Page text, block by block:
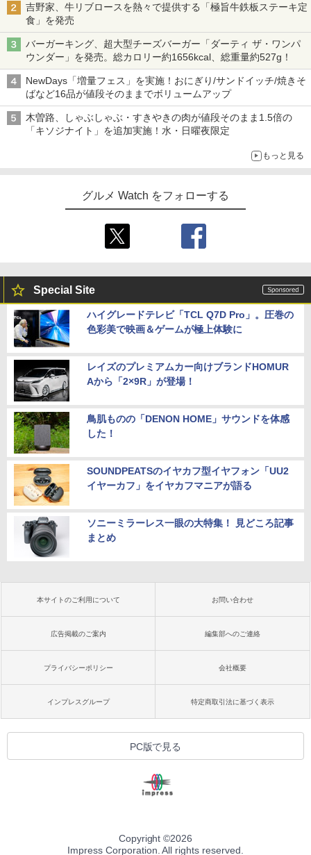
吉野家、牛リブロースを熱々で提供する「極旨牛鉄板ステーキ定
食」を発売
バーガーキング、超大型チーズバーガー「ダーティ ザ・ワンパ
ウンダー」を発売。総カロリー約1656kcal、総重量約527g！
NewDays「増量フェス」を実施！おにぎり/サンドイッチ/焼きそ
ばなど16品が値段そのままでボリュームアップ
木曽路、しゃぶしゃぶ・すきやきの肉が値段そのまま1.5倍の
「キソジナイト」を追加実施！水・日曜夜限定
もっと見る
グルメ Watch をフォローする
Special Site
ハイグレードテレビ「TCL Q7D Pro」。圧巻の
色彩美で映画＆ゲームが極上体験に
レイズのプレミアムカー向けブランドHOMUR
Aから「2×9R」が登場！
鳥肌ものの「DENON HOME」サウンドを体感
した！
SOUNDPEATSのイヤカフ型イヤフォン「UU2
イヤーカフ」をイヤカフマニアが語る
ソニーミラーレス一眼の大特集！ 見どころ記事
まとめ
本サイトのご利用について お問い合わせ
広告掲載のご案内 編集部へのご連絡
プライバシーポリシー 会社概要
インプレスグループ 特定商取引法に基づく表示
PC版で見る
Copyright ©2026
Impress Corporation. All rights reserved.